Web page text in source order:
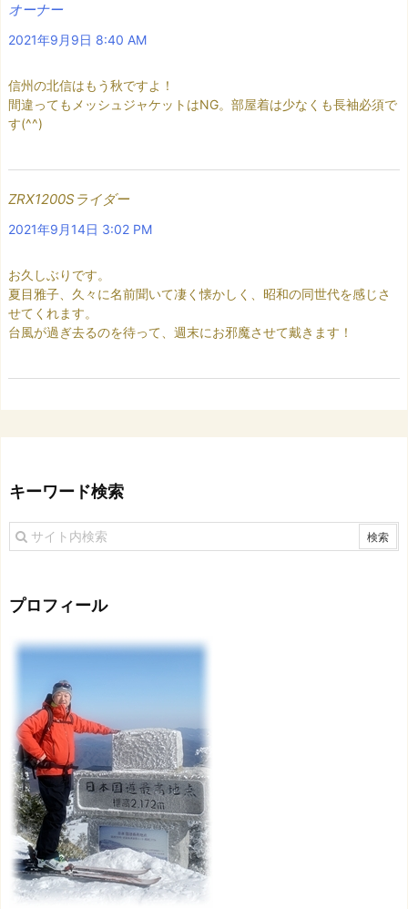
オーナー
2021年9月9日 8:40 AM
信州の北信はもう秋ですよ！
間違ってもメッシュジャケットはNG。部屋着は少なくも長袖必須で
す(^^)
ZRX1200Sライダー
2021年9月14日 3:02 PM
お久しぶりです。
夏目雅子、久々に名前聞いて凄く懐かしく、昭和の同世代を感じさ
せてくれます。
台風が過ぎ去るのを待って、週末にお邪魔させて戴きます！
キーワード検索
プロフィール